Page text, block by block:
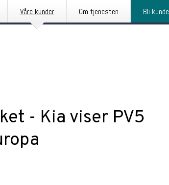
Våre kunder Om tjenesten Bli kunde
- Kia viser PV5